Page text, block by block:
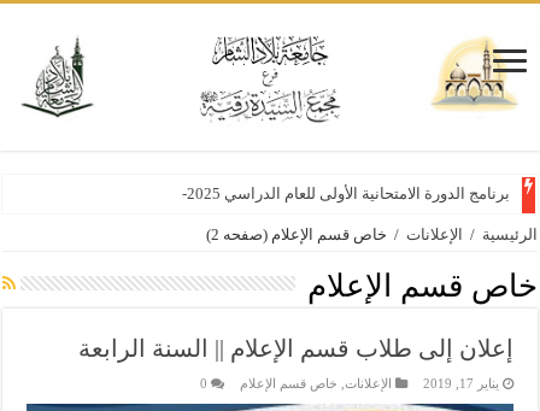
برنامج الدورة الامتحانية الأولى للعام الدراسي 2025-2026 (معتمد)
الرئيسية / الإعلانات / خاص قسم الإعلام (صفحه 2)
خاص قسم الإعلام
إعلان إلى طلاب قسم الإعلام || السنة الرابعة
يناير 17, 2019 الإعلانات خاص قسم الإعلام 0